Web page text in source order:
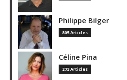
Philippe Bilger
805 Articles
Céline Pina
273 Articles